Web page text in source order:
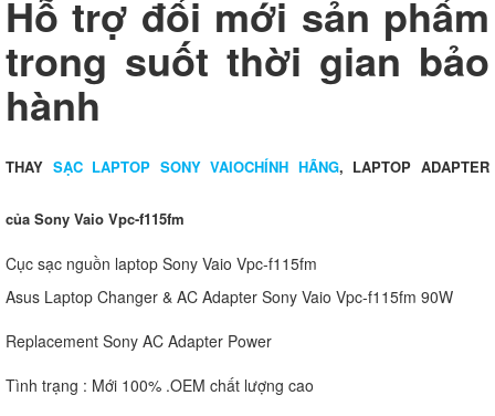
Hỗ trợ đổi mới sản phẩm
trong suốt thời gian bảo
hành
THAY SẠC LAPTOP SONY VAIOCHÍNH HÃNG, LAPTOP ADAPTER
của Sony Vaio Vpc-f115fm
Cục sạc nguồn laptop Sony Vaio Vpc-f115fm
Asus Laptop Changer & AC Adapter Sony Vaio Vpc-f115fm 90W
Replacement Sony AC Adapter Power
Tình trạng : Mới 100% .OEM chất lượng cao